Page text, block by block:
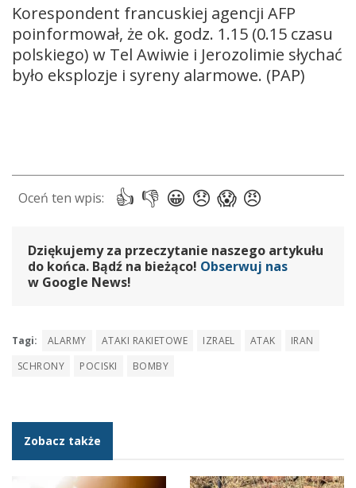
Korespondent francuskiej agencji AFP
poinformował, że ok. godz. 1.15 (0.15 czasu
polskiego) w Tel Awiwie i Jerozolimie słychać
było eksplozje i syreny alarmowe. (PAP)
Dziękujemy za przeczytanie naszego artykułu
do końca. Bądź na bieżąco! Obserwuj nas
w Google News!
Tagi: ALARMY ATAKI RAKIETOWE IZRAEL ATAK
IRAN
SCHRONY
POCISKI BOMBY
Zobacz także